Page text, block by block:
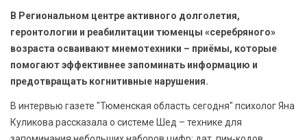
В Региональном центре активного долголетия,
геронтологии и реабилитации тюменцы «серебряного»
возраста осваивают мнемотехники – приёмы, которые
помогают эффективнее запоминать информацию и
предотвращать когнитивные нарушения.
В интервью газете "Тюменская область сегодня" психолог Яна
Куликова рассказала о системе Шед – технике для